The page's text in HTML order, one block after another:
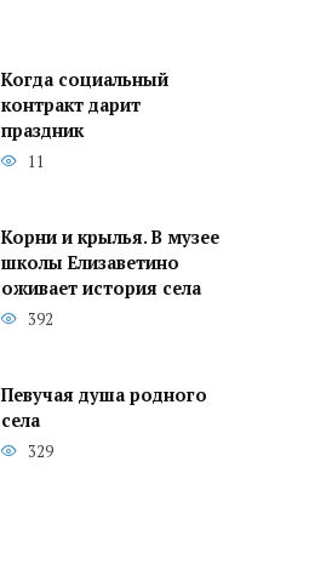
Когда социальный
контракт дарит
праздник
11
Корни и крылья. В музее
школы Елизаветино
оживает история села
392
Певучая душа родного
села
329